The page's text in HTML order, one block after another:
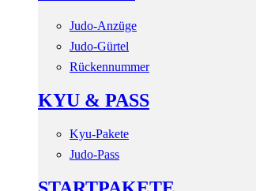
Judo-Anzüge
Judo-Gürtel
Rückennummer
KYU & PASS
Kyu-Pakete
Judo-Pass